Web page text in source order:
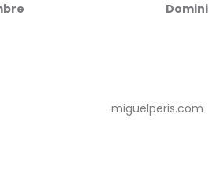
.miguelperis.com